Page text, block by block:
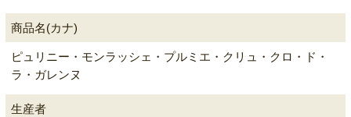
商品名(カナ)
ピュリニー・モンラッシェ・プルミエ・クリュ・クロ・ド・
ラ・ガレンヌ
生産者